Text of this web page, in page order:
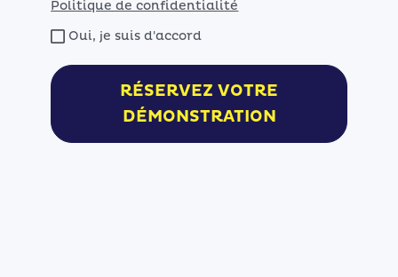
Politique de confidentialité
Oui, je suis d'accord
RÉSERVEZ VOTRE
DÉMONSTRATION